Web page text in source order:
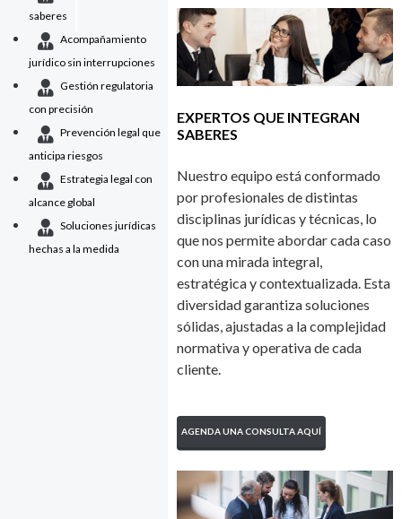
saberes
Acompañamiento
jurídico sin interrupciones
Gestión regulatoria
con precisión
Prevención legal que
anticipa riesgos
Estrategia legal con
alcance global
Soluciones jurídicas
hechas a la medida
EXPERTOS QUE INTEGRAN
SABERES
Nuestro equipo está conformado
por profesionales de distintas
disciplinas jurídicas y técnicas, lo
que nos permite abordar cada caso
con una mirada integral,
estratégica y contextualizada. Esta
diversidad garantiza soluciones
sólidas, ajustadas a la complejidad
normativa y operativa de cada
cliente.
AGENDA UNA CONSULTA AQUÍ